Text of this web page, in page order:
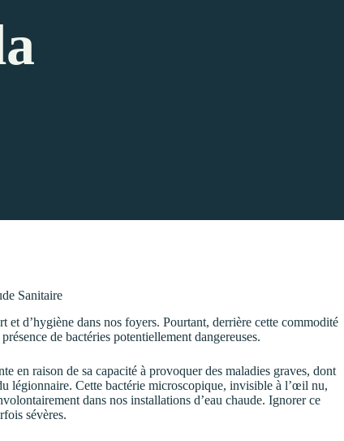
Sanitaire
et d’hygiène dans nos foyers. Pourtant, derrière cette commodité
de bactéries potentiellement dangereuses.
en raison de sa capacité à provoquer des maladies graves, dont
légionnaire. Cette bactérie microscopique, invisible à l’œil nu,
dans nos installations d’eau chaude. Ignorer ce
sévères.